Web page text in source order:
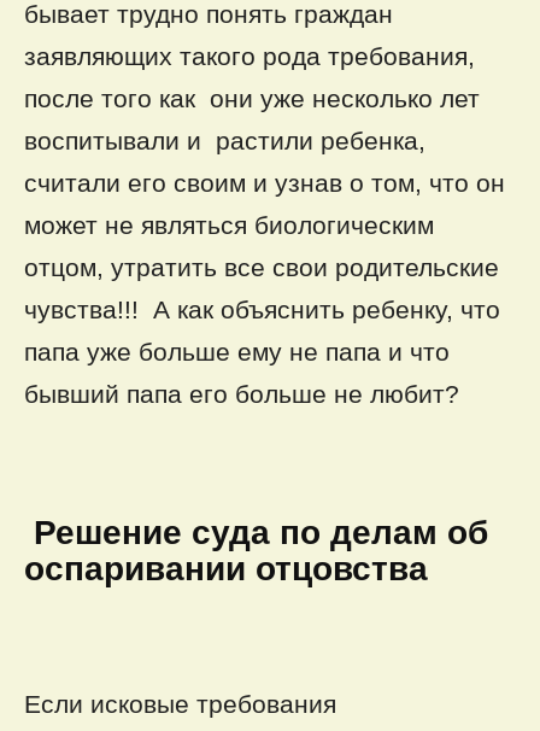
бывает трудно понять граждан
заявляющих такого рода требования,
после того как они уже несколько лет
воспитывали и растили ребенка,
считали его своим и узнав о том, что он
может не являться биологическим
отцом, утратить все свои родительские
чувства!!! А как объяснить ребенку, что
папа уже больше ему не папа и что
бывший папа его больше не любит?
Решение суда по делам об
оспаривании отцовства
Если исковые требования